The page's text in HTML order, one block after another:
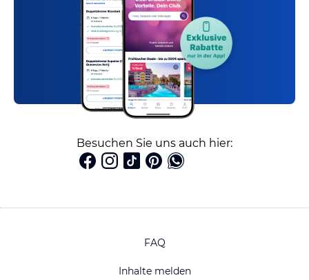
Besuchen Sie uns auch hier:
FAQ
Inhalte melden